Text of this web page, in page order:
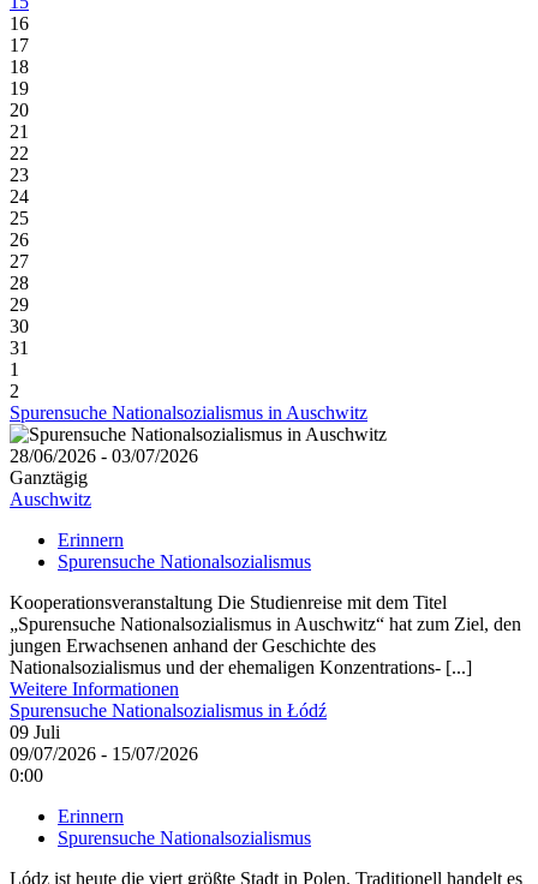
16
17
18
19
20
21
22
23
24
25
26
27
28
29
30
31
1
2
Spurensuche Nationalsozialismus in Auschwitz
28/06/2026 - 03/07/2026
Ganztägig
Auschwitz
Erinnern
Spurensuche Nationalsozialismus
Kooperationsveranstaltung Die Studienreise mit dem Titel
„Spurensuche Nationalsozialismus in Auschwitz“ hat zum Ziel, den
jungen Erwachsenen anhand der Geschichte des
Nationalsozialismus und der ehemaligen Konzentrations- [...]
Weitere Informationen
Spurensuche Nationalsozialismus in Łódź
09 Juli
09/07/2026 - 15/07/2026
0:00
Erinnern
Spurensuche Nationalsozialismus
Lódz ist heute die viert größte Stadt in Polen. Traditionell handelt es